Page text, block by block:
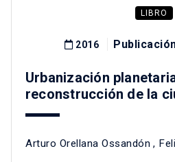
LIBRO
2016
Urbanización
reconstrucción de la
Arturo Orellana Ossandón ,